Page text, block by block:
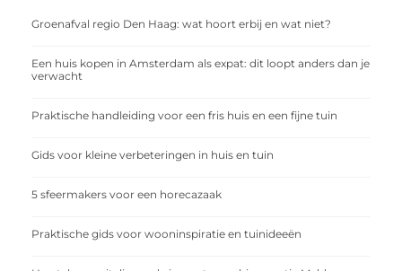
Groenafval regio Den Haag: wat hoort erbij en wat niet?
Een huis kopen in Amsterdam als expat: dit loopt anders dan je
verwacht
Praktische handleiding voor een fris huis en een fijne tuin
Gids voor kleine verbeteringen in huis en tuin
5 sfeermakers voor een horecazaak
Praktische gids voor wooninspiratie en tuinideeën